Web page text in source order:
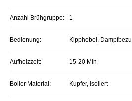
Anzahl Brühgruppe: 1
Bedienung: Kipphebel,
Aufheizzeit: 15-20 Min
Boiler Material: Kupfer, isoliert